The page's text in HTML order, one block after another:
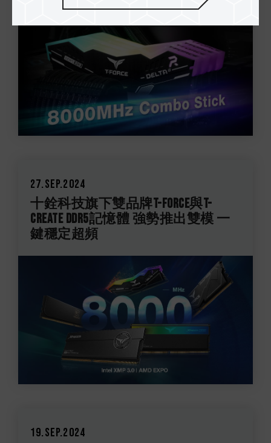
27.Sep.2024
十銓科技旗下雙品牌T-FORCE與T-
CREATE DDR5記憶體 強勢推出雙模 一
鍵穩定超頻
19.Sep.2024